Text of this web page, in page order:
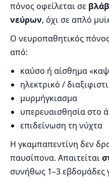
πόνος οφείλεται σε
νεύρων, όχι σε απλό
Ο νευροπαθητικός
από:
καύσο ή αίσθημα
ηλεκτρικό /
μυρμήγκιασμα
υπερευαισθησία στο
επιδείνωση τη νύχτα
Η γκαμπαπεντίνη δεν
παυσίπονα. Απαιτείται
συνήθως 1–3 εβδομάδες